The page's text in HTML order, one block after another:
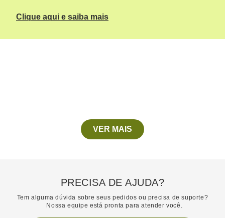
Clique aqui e saiba mais
VER MAIS
PRECISA DE AJUDA?
Tem alguma dúvida sobre seus pedidos ou precisa de suporte?
Nossa equipe está pronta para atender você.